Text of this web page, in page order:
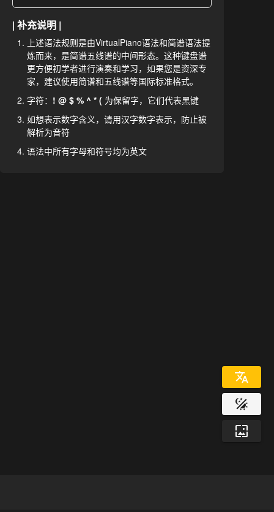
| 补充说明 |
上述语法规则是由VirtualPiano语法和简谱语法提
炼而来，是简谱五线谱的中间形态。这种键盘谱
更方便初学者进行演奏和学习，如果您是资深专
家，建议使用简谱和五线谱等国际标准格式。
字符： ! @ $ % ^ * ( 为保留字，它们代表黑键
如想表示数字含义，请用汉字数字表示，防止被
解析为音符
语法中所有字母和符号均为英文